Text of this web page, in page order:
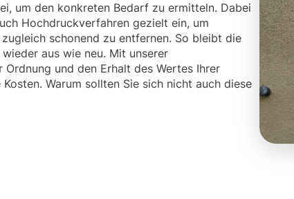
um den konkreten Bedarf zu ermitteln. Dabei
Hochdruckverfahren gezielt ein, um
schonend zu entfernen. So bleibt die
aus wie neu. Mit unserer
und den Erhalt des Wertes Ihrer
Warum sollten Sie sich nicht auch diese